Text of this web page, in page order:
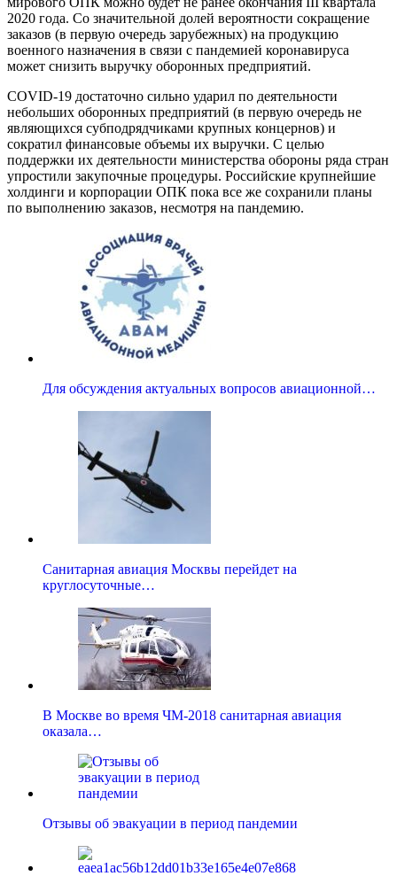
2020 года. Со значительной долей вероятности сокращение
заказов (в первую очередь зарубежных) на продукцию
военного назначения в связи с пандемией коронавируса
может снизить выручку оборонных предприятий.
COVID-19 достаточно сильно ударил по деятельности
небольших оборонных предприятий (в первую очередь не
являющихся субподрядчиками крупных концернов) и
сократил финансовые объемы их выручки. С целью
поддержки их деятельности министерства обороны ряда стран
упростили закупочные процедуры. Российские крупнейшие
холдинги и корпорации ОПК пока все же сохранили планы
по выполнению заказов, несмотря на пандемию.
Для обсуждения актуальных вопросов авиационной…
Санитарная авиация Москвы перейдет на
круглосуточные…
В Москве во время ЧМ-2018 санитарная авиация
оказала…
Отзывы об эвакуации в период пандемии